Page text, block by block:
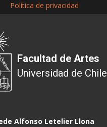
Política de privacidad
Facultad de Artes
Universidad de Chile
Alfonso Letelier Llona